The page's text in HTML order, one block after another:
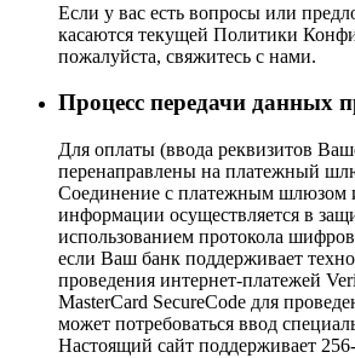
Если у вас есть вопросы или
касаются текущей Политики
пожалуйста, свяжитесь с нами.
Процесс передачи данных
Для оплаты (ввода реквизитов
перенаправлены на платежный
Соединение с платежным шлюзом
информации осуществляется в
использованием протокола
если Ваш банк поддерживает
проведения интернет-платежей
MasterCard SecureCode для
может потребоваться ввод
Настоящий сайт поддерживает